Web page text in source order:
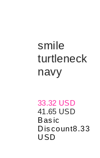
smile
turtleneck
navy
33.32 USD
41.65 USD
Basic
Discount8.33
USD